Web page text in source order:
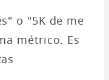
o "5K de me
métrico. Es